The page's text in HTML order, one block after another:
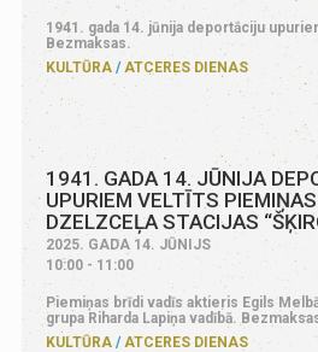
1941. gada 14. jūnija deportāciju
Bezmaksas.
KULTŪRA
ATCERES DIENAS
1941. GADA 14. JŪNIJA
UPURIEM VELTĪTS
DZELZCEĻA STACIJAS
2025. GADA 14. JŪNIJS
10:00 - 11:00
Piemiņas brīdi vadīs aktieris Egils
grupa Riharda Lapiņa vadībā.
KULTŪRA
ATCERES DIENAS